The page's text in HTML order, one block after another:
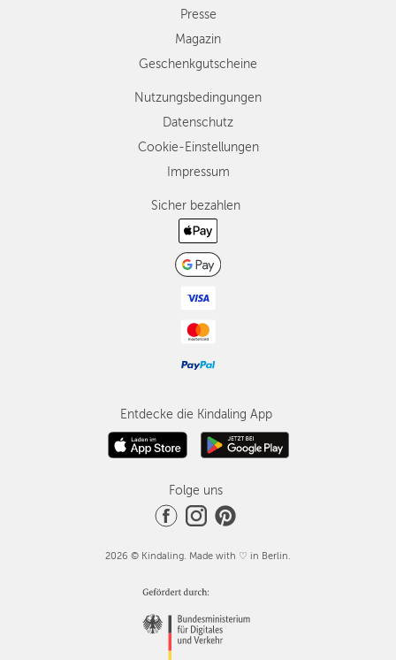
Presse
Magazin
Geschenkgutscheine
Nutzungsbedingungen
Datenschutz
Cookie-Einstellungen
Impressum
Sicher bezahlen
Entdecke die Kindaling App
Folge uns
2026 © Kindaling. Made with ♡ in Berlin.